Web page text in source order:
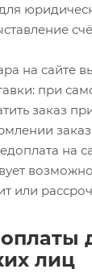
на сайте
при
заказ
на
или
лиц